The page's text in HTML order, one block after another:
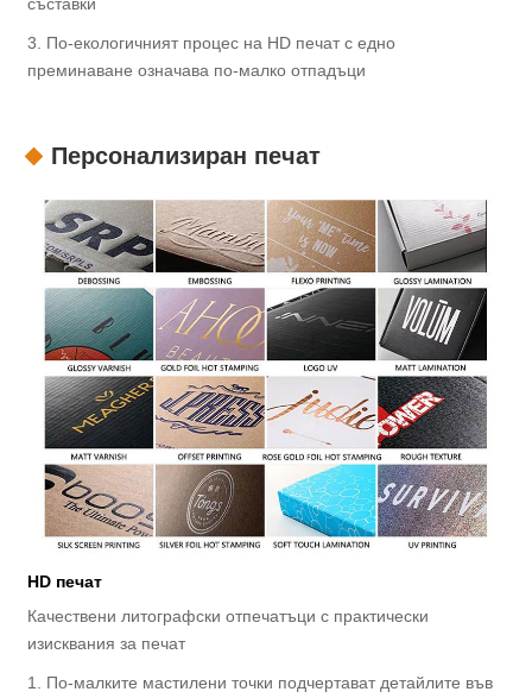
3. По-екологичният процес на HD печат с едно
преминаване означава по-малко отпадъци
Персонализиран печат
HD печат
Качествени литографски отпечатъци с практически
изисквания за печат
1. По-малките мастилени точки подчертават детайлите във